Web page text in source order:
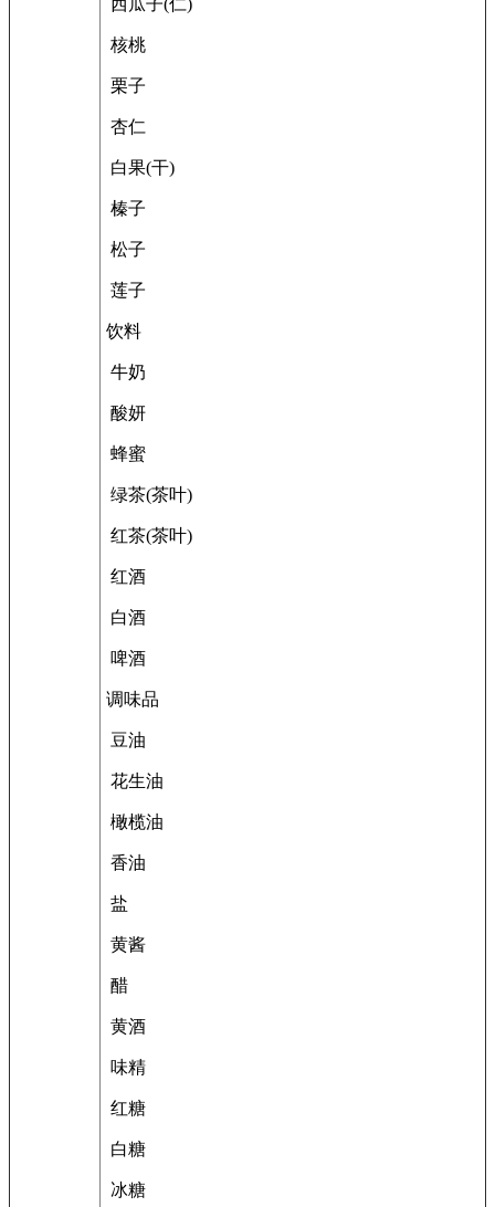
西瓜子(仁)
核桃
栗子
杏仁
白果(干)
榛子
松子
莲子
饮料
牛奶
酸妍
蜂蜜
绿茶(茶叶)
红茶(茶叶)
红酒
白酒
啤酒
调味品
豆油
花生油
橄榄油
香油
盐
黄酱
醋
黄酒
味精
红糖
白糖
冰糖